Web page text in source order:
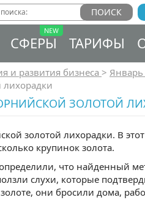
СФЕРЫ ТАРИФЫ
и развития бизнеса > Январь
лихорадки
ЗОЛОТОЙ
золотой лихорадки. В
крупинок золота.
что найденный
слухи, которые
они бросили дома,